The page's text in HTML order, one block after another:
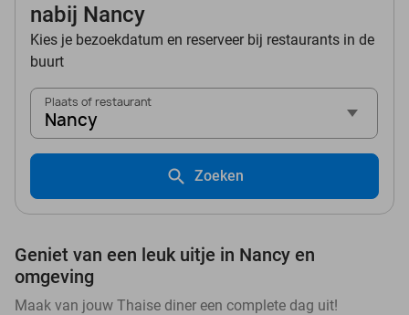
nabij Nancy
Kies je bezoekdatum en reserveer bij restaurants in de
buurt
Plaats of restaurant
Nancy
Zoeken
Geniet van een leuk uitje in Nancy en
omgeving
Maak van jouw Thaise diner een complete dag uit!